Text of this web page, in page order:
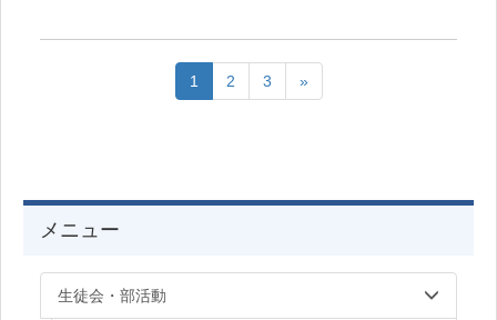
1 2 3 »
メニュー
生徒会・部活動